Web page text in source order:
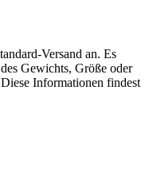
Versand an. Es
Gewichts, Größe oder
Informationen findest